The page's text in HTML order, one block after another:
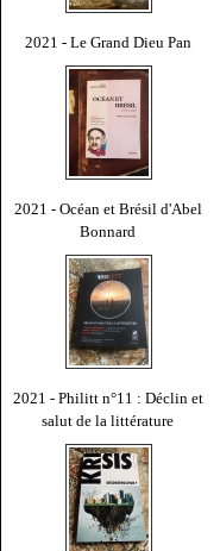
2021 - Le Grand Dieu Pan
2021 - Océan et Brésil d'Abel
Bonnard
2021 - Philitt n°11 : Déclin et
salut de la littérature